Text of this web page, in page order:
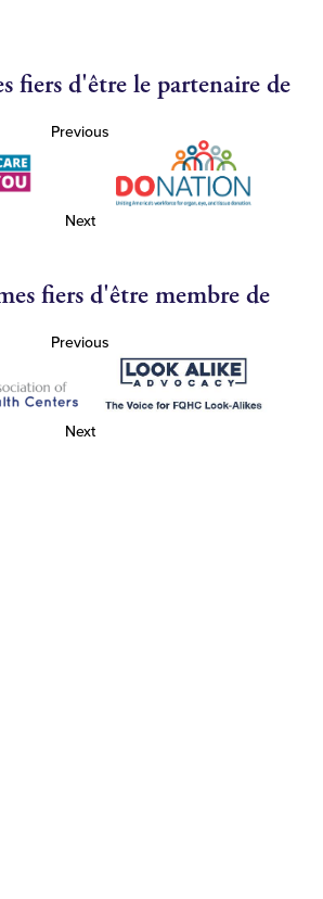
fiers d'être le partenaire de
Previous
Next
fiers d'être membre de
Previous
Next